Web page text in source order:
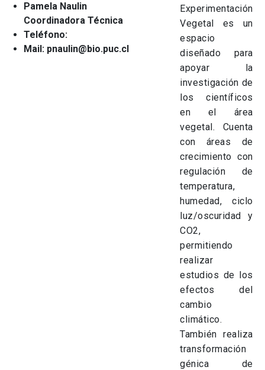
Pamela Naulin
Coordinadora Técnica
Teléfono:
Mail: pnaulin@bio.puc.cl
Experimentación
Vegetal es un
espacio
diseñado para
apoyar la
investigación de
los científicos
en el área
vegetal. Cuenta
con áreas de
crecimiento con
regulación de
temperatura,
humedad, ciclo
luz/oscuridad y
CO2,
permitiendo
realizar
estudios de los
efectos del
cambio
climático.
También realiza
transformación
génica de